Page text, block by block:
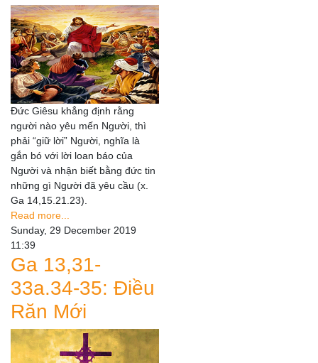
Đức Giêsu khẳng định rằng
người nào yêu mến Người, thì
phải “giữ lời” Người, nghĩa là
gắn bó với lời loan báo của
Người và nhận biết bằng đức tin
những gì Người đã yêu cầu (x.
Ga 14,15.21.23).
Read more...
Sunday, 29 December 2019
11:39
Ga 13,31-
33a.34-35: Điều
Răn Mới